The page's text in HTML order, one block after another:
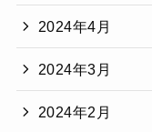
2024年4月
2024年3月
2024年2月